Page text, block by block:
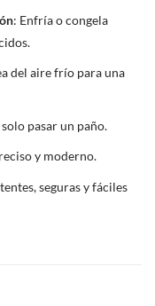
: Enfría o congela
del aire frío para una
pasar un paño.
y moderno.
seguras y fáciles